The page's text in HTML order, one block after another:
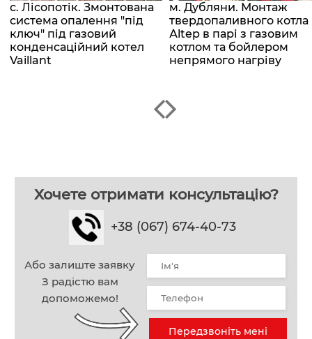
с. Лісопотік. Змонтована
система опалення "під
ключ" під газовий
конденсаційний котел
Vaillant
м. Дубляни. Монтаж
твердопаливного котла
Аltep в парі з газовим
котлом та бойлером
непрямого нагріву
Хочете отримати консультацію?
+38 (067) 674-40-73
Або залиште заявку
З радістю вам
допоможемо!
Передзвоніть мені